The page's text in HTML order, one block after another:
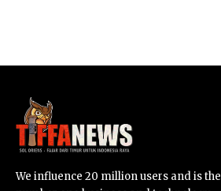
We influence 20 million users and is the